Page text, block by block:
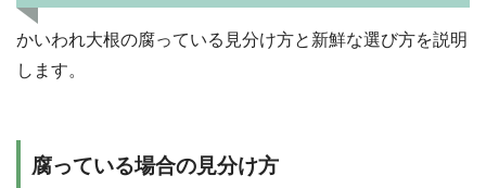
かいわれ大根の腐っている見分け方と新鮮な選び方を説明
します。
腐っている場合の見分け方